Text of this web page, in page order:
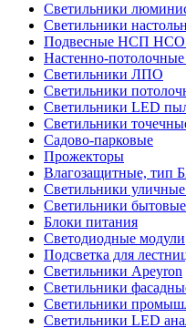
Светильники
Светильники
Подвесные НСП
Настенно-
Светильники ЛПО
Светильники
Светильники LED
Светильники
Садово-парковые
Прожекторы
Влагозащитные,
Светильники
Светильники бытовые
Блоки питания
Светодиодные модули
Подсветка для
Светильники Apeyron
Светильники
Светильники
Светильники LED